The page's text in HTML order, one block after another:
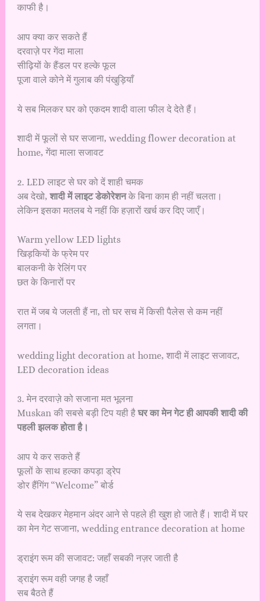
काफी है।
आप क्या कर सकते हैं
दरवाज़े पर गेंदा माला
सीढ़ियों के हैंडल पर हल्के फूल
पूजा वाले कोने में गुलाब की पंखुड़ियाँ
ये सब मिलकर घर को एकदम शादी वाला फील दे देते हैं।
शादी में फूलों से घर सजाना, wedding flower decoration at
home, गेंदा माला सजावट
2. LED लाइट से घर को दें शाही चमक
अब देखो, शादी में लाइट डेकोरेशनके बिना काम ही नहीं चलता।
लेकिन इसका मतलब ये नहीं कि हज़ारों खर्च कर दिए जाएँ।
Warm yellow LED lights
खिड़कियों के फ्रेम पर
बालकनी के रेलिंग पर
छत के किनारों पर
रात में जब ये जलती हैं ना, तो घर सच में किसी पैलेस से कम नहीं
लगता।
wedding light decoration at home, शादी में लाइट सजावट,
LED decoration ideas
3. मेन दरवाज़े को सजाना मत भूलना
Muskan की सबसे बड़ी टिप यही है घर का मेन गेट ही आपकी शादी की
पहली झलक होता है।
आप ये कर सकते हैं
फूलों के साथ हल्का कपड़ा ड्रेप
डोर हैंगिंग “Welcome” बोर्ड
ये सब देखकर मेहमान अंदर आने से पहले ही खुश हो जाते हैं। शादी में घर
का मेन गेट सजाना, wedding entrance decoration at home
ड्राइंग रूम की सजावट: जहाँ सबकी नज़र जाती है
ड्राइंग रूम वही जगह है जहाँ
सब बैठते हैं